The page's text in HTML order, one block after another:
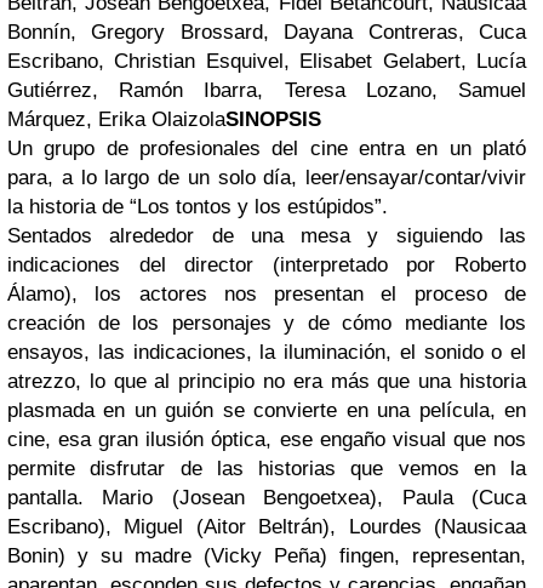
Bonnín, Gregory Brossard, Dayana Contreras, Cuca
Escribano, Christian Esquivel, Elisabet Gelabert, Lucía
Gutiérrez, Ramón Ibarra, Teresa Lozano, Samuel
Márquez, Erika OlaizolaSINOPSIS
Un grupo de profesionales del cine entra en un plató
para, a lo largo de un solo día, leer/ensayar/contar/vivir
la historia de “Los tontos y los estúpidos”.
Sentados alrededor de una mesa y siguiendo las
indicaciones del director (interpretado por Roberto
Álamo), los actores nos presentan el proceso de
creación de los personajes y de cómo mediante los
ensayos, las indicaciones, la iluminación, el sonido o el
atrezzo, lo que al principio no era más que una historia
plasmada en un guión se convierte en una película, en
cine, esa gran ilusión óptica, ese engaño visual que nos
permite disfrutar de las historias que vemos en la
pantalla. Mario (Josean Bengoetxea), Paula (Cuca
Escribano), Miguel (Aitor Beltrán), Lourdes (Nausicaa
Bonin) y su madre (Vicky Peña) fingen, representan,